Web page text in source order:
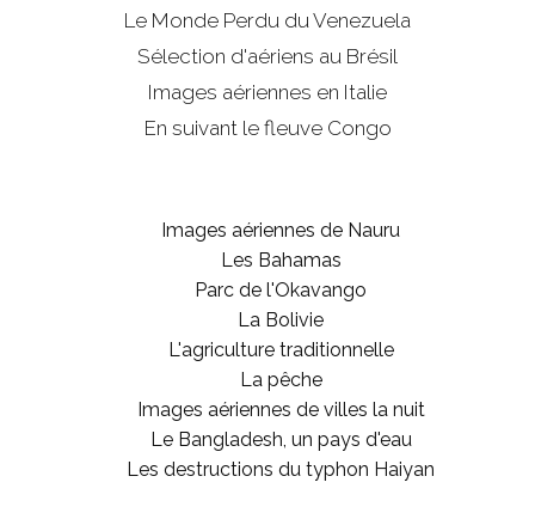
Le Monde Perdu du Venezuela
Sélection d'aériens au Brésil
Images aériennes en Italie
En suivant le fleuve Congo
Images aériennes de Nauru
Les Bahamas
Parc de l'Okavango
La Bolivie
L'agriculture traditionnelle
La pêche
Images aériennes de villes la nuit
Le Bangladesh, un pays d'eau
Les destructions du typhon Haiyan